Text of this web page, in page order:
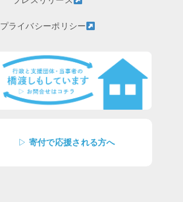
プライバシーポリシー
▷ 寄付で応援される方へ